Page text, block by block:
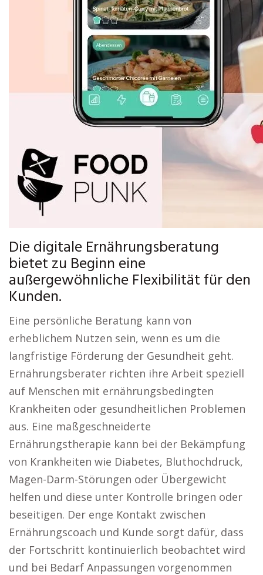
Die digitale Ernährungsberatung
bietet zu Beginn eine
außergewöhnliche Flexibilität für den
Kunden.
Eine persönliche Beratung kann von
erheblichem Nutzen sein, wenn es um die
langfristige Förderung der Gesundheit geht.
Ernährungsberater richten ihre Arbeit speziell
auf Menschen mit ernährungsbedingten
Krankheiten oder gesundheitlichen Problemen
aus. Eine maßgeschneiderte
Ernährungstherapie kann bei der Bekämpfung
von Krankheiten wie Diabetes, Bluthochdruck,
Magen-Darm-Störungen oder Übergewicht
helfen und diese unter Kontrolle bringen oder
beseitigen. Der enge Kontakt zwischen
Ernährungscoach und Kunde sorgt dafür, dass
der Fortschritt kontinuierlich beobachtet wird
und bei Bedarf Anpassungen vorgenommen